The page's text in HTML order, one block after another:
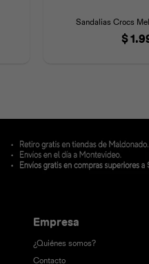
Sandalias Crocs
$
Empresa
¿Quiénes somos?
Contacto